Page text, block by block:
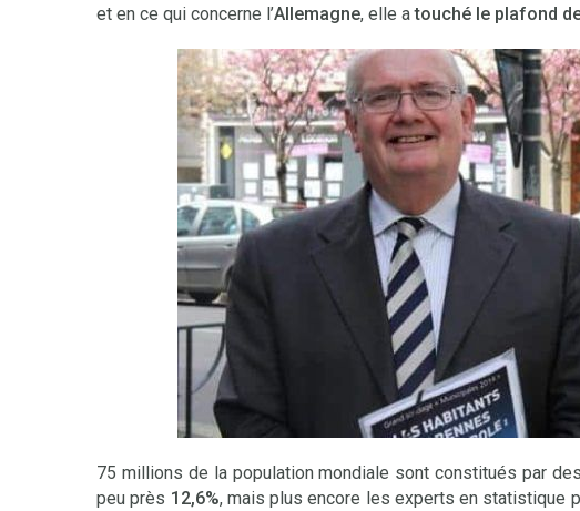
et en ce qui concerne l’Allemagne, elle atouché le plafond
75 millions de la population mondiale sont constitués par des
peu près 12,6%, mais plus encore les experts en statistique